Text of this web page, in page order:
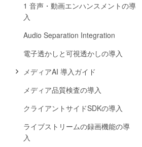
1 音声・動画エンハンスメントの導
入
Audio Separation Integration
電子透かしと可視透かしの導入
メディアAI 導入ガイド
メディア品質検査の導入
クライアントサイドSDKの導入
ライブストリームの録画機能の導
入